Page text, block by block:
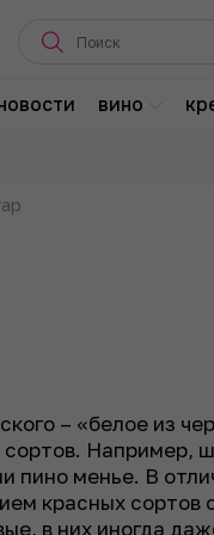
вино
– «белое из
Например,
пино менье. В
красных сортов
в них иногда